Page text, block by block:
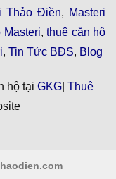
Thảo Điền, Masteri
Masteri, thuê căn hộ
, Tin Tức BĐS, Blog
hộ tại GKG Thuê